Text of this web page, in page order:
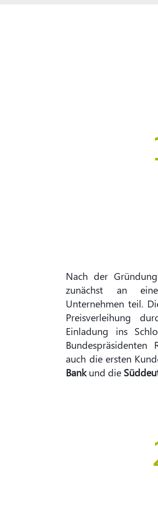
Nach der
zunächst an
Unternehmen teil.
Preisverleihung
Einladung ins
auch die ersten
Bankund die